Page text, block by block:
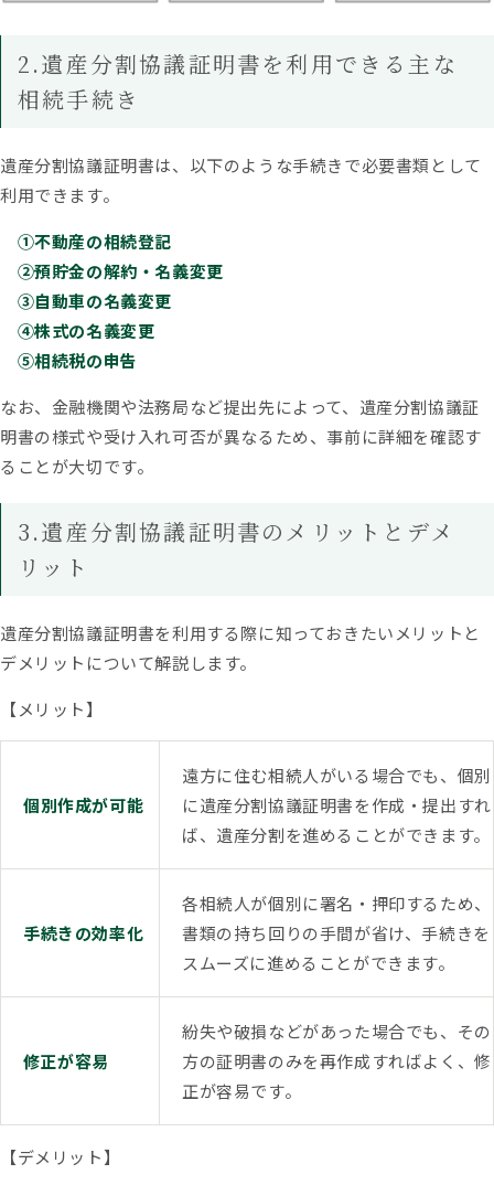
2.遺産分割協議証明書を利用できる主な
相続手続き
遺産分割協議証明書は、以下のような手続きで必要書類として
利用できます。
①不動産の相続登記
②預貯金の解約・名義変更
③自動車の名義変更
④株式の名義変更
⑤相続税の申告
なお、金融機関や法務局など提出先によって、遺産分割協議証
明書の様式や受け入れ可否が異なるため、事前に詳細を確認す
ることが大切です。
3.遺産分割協議証明書のメリットとデメ
リット
遺産分割協議証明書を利用する際に知っておきたいメリットと
デメリットについて解説します。
【メリット】
個別作成が可能
遠方に住む相続人がいる場合でも、個別
に遺産分割協議証明書を作成・提出すれ
ば、遺産分割を進めることができます。
手続きの効率化
各相続人が個別に署名・押印するため、
書類の持ち回りの手間が省け、手続きを
スムーズに進めることができます。
修正が容易
紛失や破損などがあった場合でも、その
方の証明書のみを再作成すればよく、修
正が容易です。
【デメリット】